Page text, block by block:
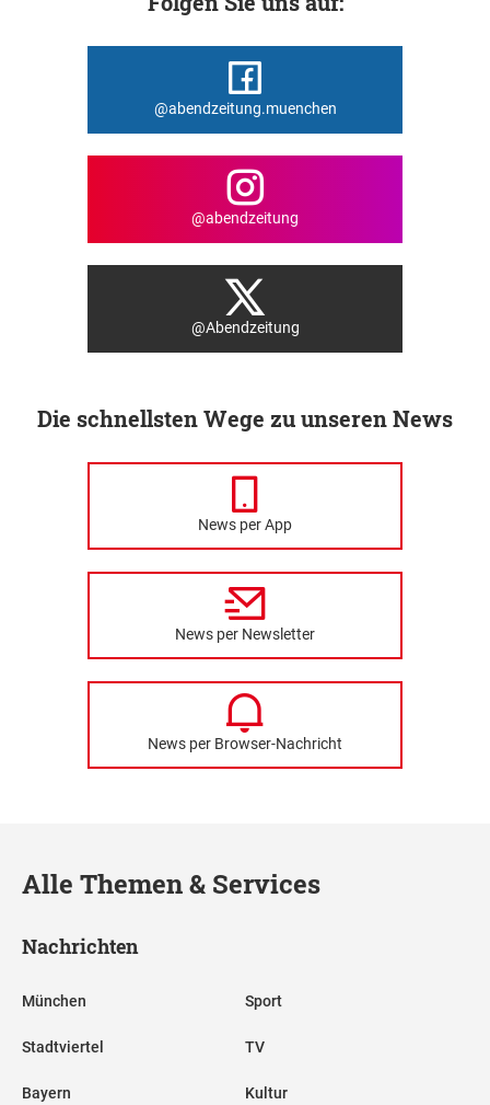
@abendzeitung.muenchen
@abendzeitung
@Abendzeitung
Die schnellsten Wege zu unseren News
News per App
News per Newsletter
News per Browser-Nachricht
Alle Themen & Services
Nachrichten
München
Stadtviertel
Bayern
Sport
TV
Kultur